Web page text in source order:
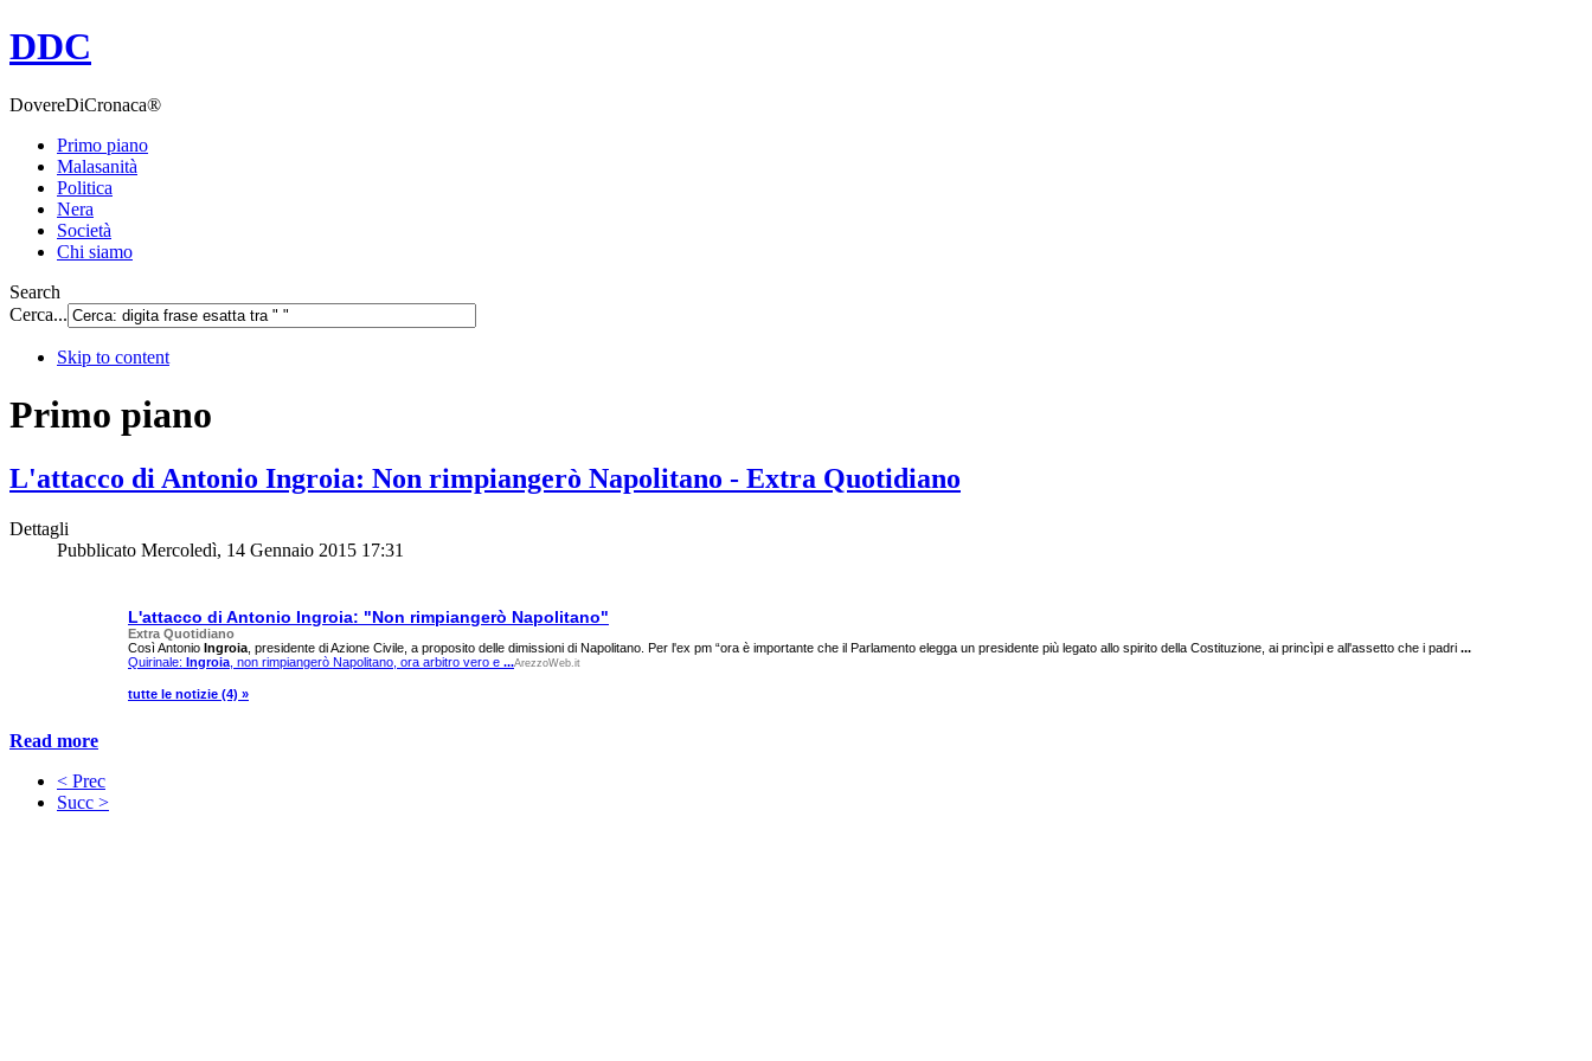
DDC
DovereDiCronaca®
Primo piano
Malasanità
Politica
Nera
Società
Chi siamo
Search
Cerca...
Skip to content
Primo piano
L'attacco di Antonio Ingroia: Non rimpiangerò Napolitano - Extra Quotidiano
Dettagli
Pubblicato Mercoledì, 14 Gennaio 2015 17:31
L'attacco di Antonio Ingroia: "Non rimpiangerò Napolitano"
Extra Quotidiano
Così Antonio Ingroia , presidente di Azione Civile, a proposito delle dimissioni di Napolitano. Per l'ex pm “ora è importante che il Parlamento elegga un presidente più legato allo spirito della Costituzione, ai princìpi e all'assetto che i padri ...
Quirinale: Ingroia , non rimpiangerò Napolitano, ora arbitro vero e ...ArezzoWeb.it
tutte le notizie (4) »
Read more
< Prec
Succ >